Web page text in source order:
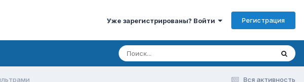
Уже зарегистрированы? Войти Регистрация
Вся активность